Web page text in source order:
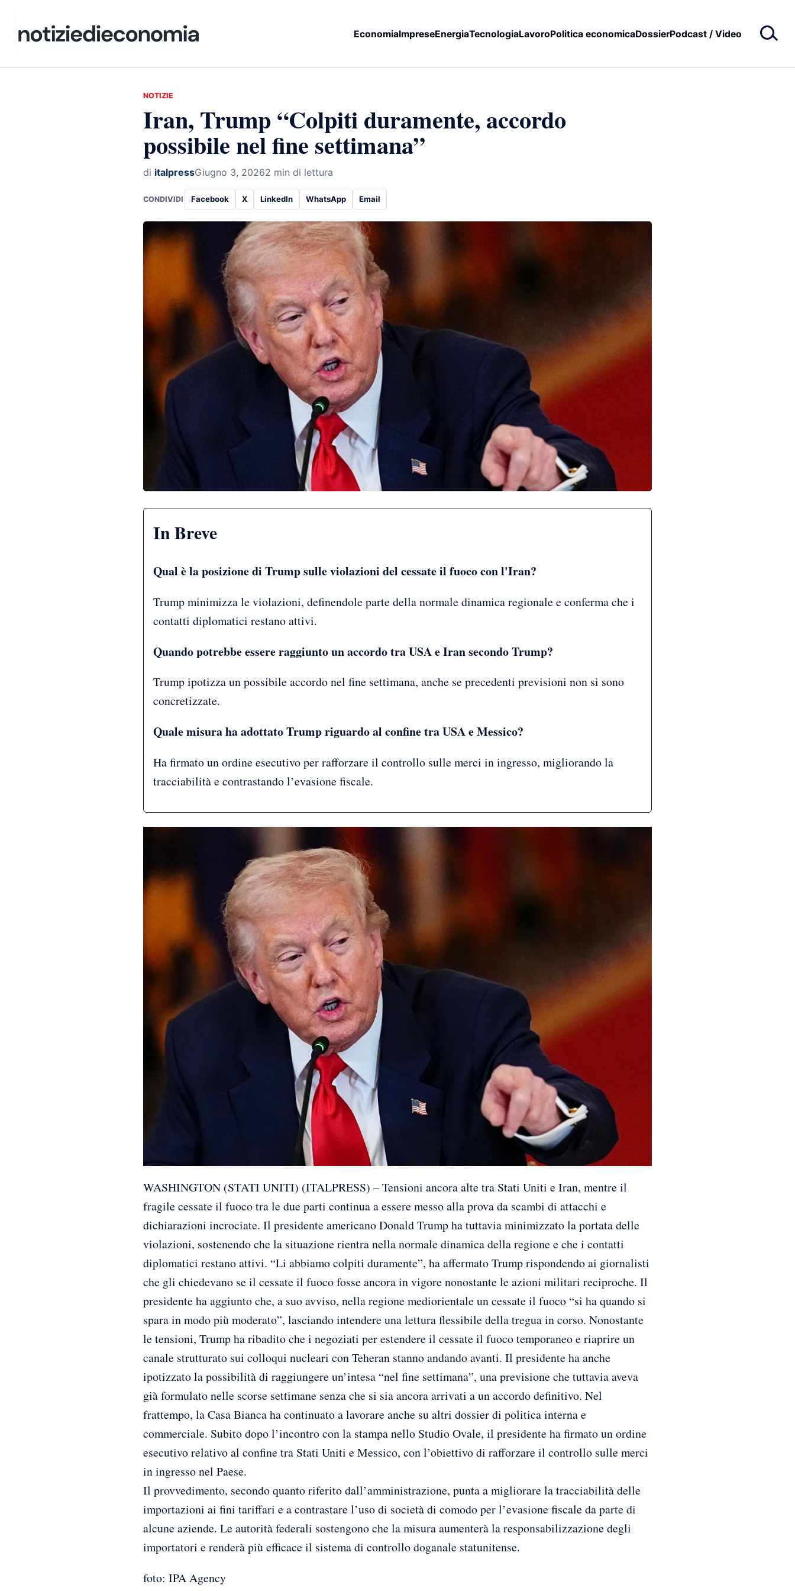
EconomiaImpreseEnergiaTecnologiaLavoroPolitica economicaDossierPodcast / Video
NOTIZIE
Iran, Trump “Colpiti duramente, accordo
possibile nel fine settimana”
di italpressGiugno 3, 20262 min di lettura
CONDIVIDI Facebook X LinkedIn WhatsApp Email
In Breve
Qual è la posizione di Trump sulle violazioni del cessate il fuoco con l'Iran?
Trump minimizza le violazioni, definendole parte della normale dinamica regionale e conferma che i
contatti diplomatici restano attivi.
Quando potrebbe essere raggiunto un accordo tra USA e Iran secondo Trump?
Trump ipotizza un possibile accordo nel fine settimana, anche se precedenti previsioni non si sono
concretizzate.
Quale misura ha adottato Trump riguardo al confine tra USA e Messico?
Ha firmato un ordine esecutivo per rafforzare il controllo sulle merci in ingresso, migliorando la
tracciabilità e contrastando l’evasione fiscale.
WASHINGTON (STATI UNITI) (ITALPRESS) – Tensioni ancora alte tra Stati Uniti e Iran, mentre il
fragile cessate il fuoco tra le due parti continua a essere messo alla prova da scambi di attacchi e
dichiarazioni incrociate. Il presidente americano Donald Trump ha tuttavia minimizzato la portata delle
violazioni, sostenendo che la situazione rientra nella normale dinamica della regione e che i contatti
diplomatici restano attivi. “Li abbiamo colpiti duramente”, ha affermato Trump rispondendo ai giornalisti
che gli chiedevano se il cessate il fuoco fosse ancora in vigore nonostante le azioni militari reciproche. Il
presidente ha aggiunto che, a suo avviso, nella regione mediorientale un cessate il fuoco “si ha quando si
spara in modo più moderato”, lasciando intendere una lettura flessibile della tregua in corso. Nonostante
le tensioni, Trump ha ribadito che i negoziati per estendere il cessate il fuoco temporaneo e riaprire un
canale strutturato sui colloqui nucleari con Teheran stanno andando avanti. Il presidente ha anche
ipotizzato la possibilità di raggiungere un’intesa “nel fine settimana”, una previsione che tuttavia aveva
già formulato nelle scorse settimane senza che si sia ancora arrivati a un accordo definitivo. Nel
frattempo, la Casa Bianca ha continuato a lavorare anche su altri dossier di politica interna e
commerciale. Subito dopo l’incontro con la stampa nello Studio Ovale, il presidente ha firmato un ordine
esecutivo relativo al confine tra Stati Uniti e Messico, con l’obiettivo di rafforzare il controllo sulle merci
in ingresso nel Paese.
Il provvedimento, secondo quanto riferito dall’amministrazione, punta a migliorare la tracciabilità delle
importazioni ai fini tariffari e a contrastare l’uso di società di comodo per l’evasione fiscale da parte di
alcune aziende. Le autorità federali sostengono che la misura aumenterà la responsabilizzazione degli
importatori e renderà più efficace il sistema di controllo doganale statunitense.
foto: IPA Agency